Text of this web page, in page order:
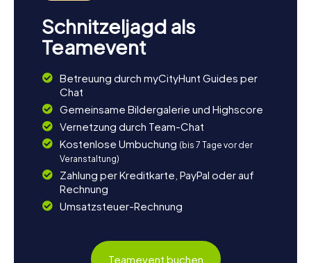
Schnitzeljagd als
Teamevent
Betreuung durch myCityHunt Guides per
Chat
Gemeinsame Bildergalerie und Highscore
Vernetzung durch Team-Chat
Kostenlose Umbuchung (bis 7 Tage vor der
Veranstaltung)
Zahlung per Kreditkarte, PayPal oder auf
Rechnung
Umsatzsteuer-Rechnung
Teamevent buchen